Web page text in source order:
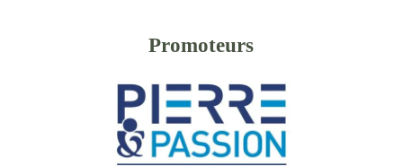
Promoteurs